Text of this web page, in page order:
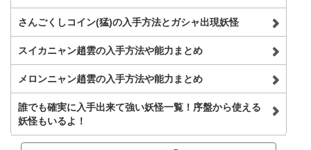
さんごくしコイン(猛)の入手方法とガシャ出現妖怪
スイカニャン趙雲の入手方法や能力まとめ
メロンニャン趙雲の入手方法や能力まとめ
誰でも確実に入手出来て強い妖怪一覧！序盤から使える
妖怪もいるよ！